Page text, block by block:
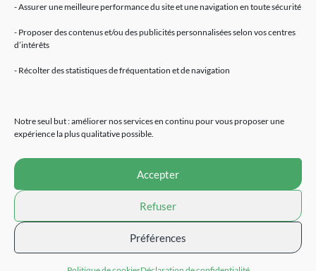
- Assurer une meilleure performance du site et une navigation en toute sécurité
- Proposer des contenus et/ou des publicités personnalisées selon vos centres
d’intérêts
- Récolter des statistiques de fréquentation et de navigation
Notre seul but : améliorer nos services en continu pour vous proposer une
expérience la plus qualitative possible.
Accepter
Refuser
Préférences
Mentions légales
Huiles de CBD
Extraction CBD
Cosmétiques
Alimentation naturelle
Devenir revendeur
Contact
Site réalisé par